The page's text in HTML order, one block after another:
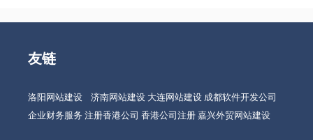
友链
洛阳网站建设 济南网站建设 大连网站建设 成都软件开发公司
企业财务服务 注册香港公司 香港公司注册嘉兴外贸网站建设